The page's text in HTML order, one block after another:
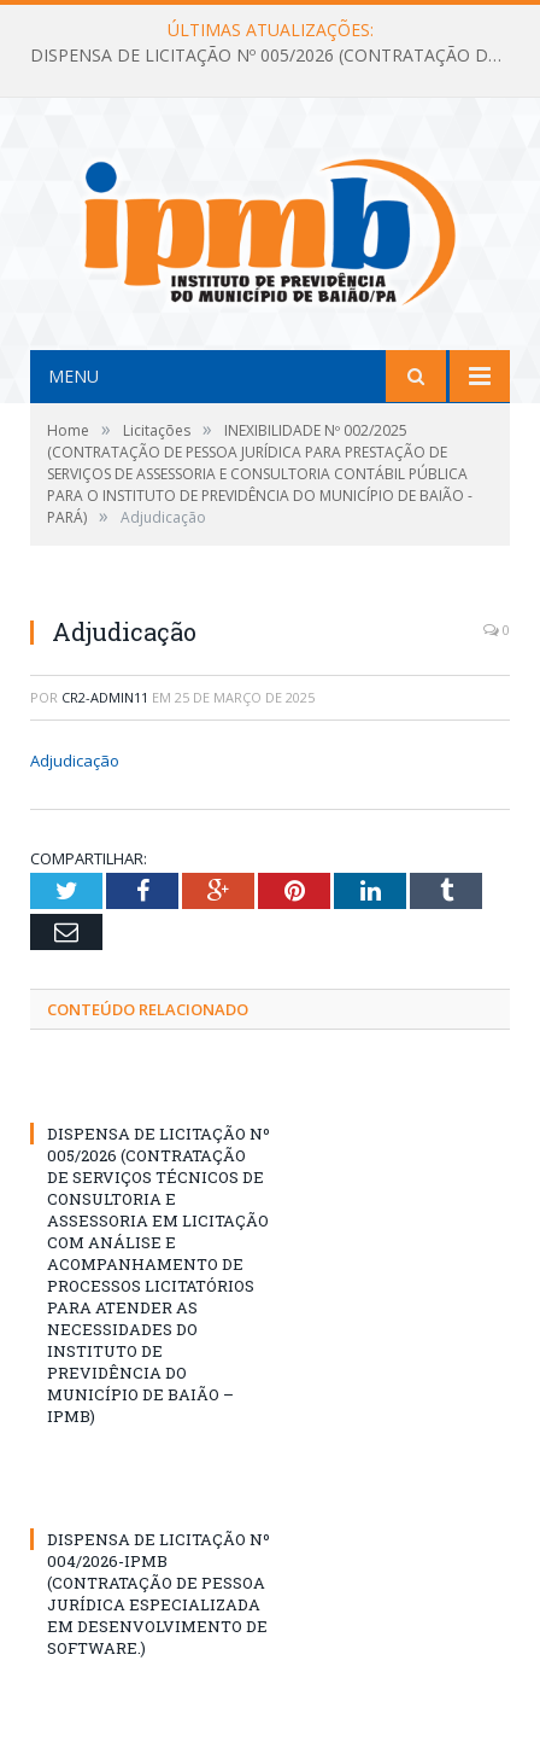
ÚLTIMAS ATUALIZAÇÕES:
DISPENSA DE LICITAÇÃO Nº 005/2026 (CONTRATAÇÃO DE SERVIÇOS TÉCNICOS DE CONSULTORIA E ASSESSORIA EM LICITAÇÃO COM ANÁLISE E ACOMPANHAMENTO DE PROCESSOS LICITATÓRIOS PARA ATENDER AS NECESSIDADES DO INSTITUTO DE PREVIDÊNCIA DO MUNICÍPIO DE BAIÃO – IPMB)
MENU
Home » Licitações »
INEXIBILIDADE Nº 002/2025
(CONTRATAÇÃO DE PESSOA JURÍDICA PARA PRESTAÇÃO DE
SERVIÇOS DE ASSESSORIA E CONSULTORIA CONTÁBIL PÚBLICA
PARA O INSTITUTO DE PREVIDÊNCIA DO MUNICÍPIO DE BAIÃO -
PARÁ) » Adjudicação
Adjudicação 0
POR CR2-ADMIN11 EM 25 DE MARÇO DE 2025
Adjudicação
COMPARTILHAR:
TwitterFacebookGoogle+PinterestLinkedInTumblr
Email
CONTEÚDO RELACIONADO
DISPENSA DE LICITAÇÃO Nº
005/2026 (CONTRATAÇÃO
DE SERVIÇOS TÉCNICOS DE
CONSULTORIA E
ASSESSORIA EM LICITAÇÃO
COM ANÁLISE E
ACOMPANHAMENTO DE
PROCESSOS LICITATÓRIOS
PARA ATENDER AS
NECESSIDADES DO
INSTITUTO DE
PREVIDÊNCIA DO
MUNICÍPIO DE BAIÃO –
IPMB)
DISPENSA DE LICITAÇÃO Nº
004/2026-IPMB
(CONTRATAÇÃO DE PESSOA
JURÍDICA ESPECIALIZADA
EM DESENVOLVIMENTO DE
SOFTWARE.)